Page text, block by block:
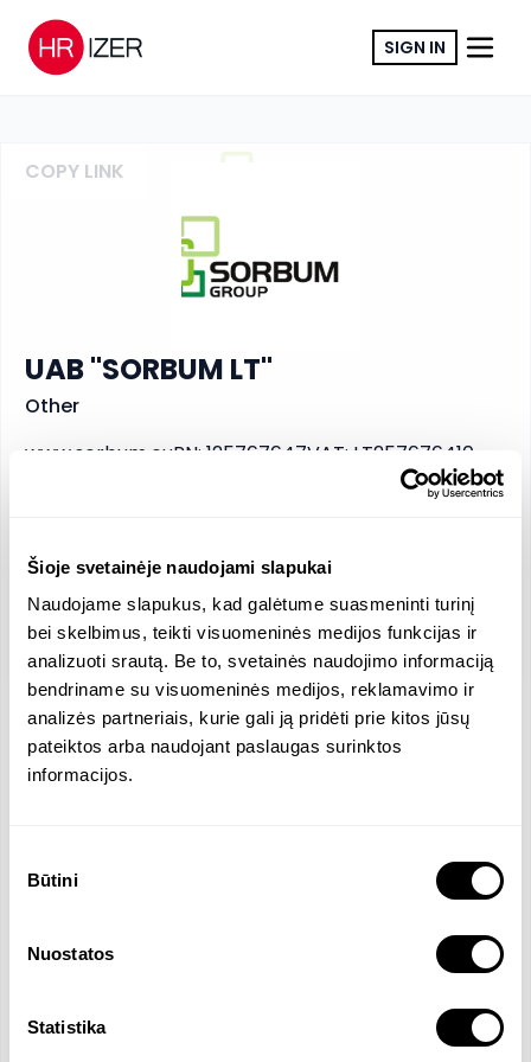
Šioje svetainėje naudojami slapukai
Naudojame slapukus, kad galėtume suasmeninti turinį
bei skelbimus, teikti visuomeninės medijos funkcijas ir
analizuoti srautą. Be to, svetainės naudojimo informaciją
bendriname su visuomeninės medijos, reklamavimo ir
analizės partneriais, kurie gali ją pridėti prie kitos jūsų
pateiktos arba naudojant paslaugas surinktos
informacijos.
pasirinkimas
Būtini
Nuostatos
Statistika
SIGN IN
COPY LINK
UAB "SORBUM LT"
Other
www.sorbum.euRN: 125767647VAT: LT257676410
Location
J. Jasinskio g., Vilnius, Lithuania
2493.12 / 1496.01 EUR
Official Languages